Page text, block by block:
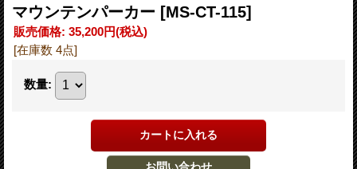
マウンテンパーカー [MS-CT-115]
販売価格: 35,200円(税込)
[在庫数 4点]
数量: